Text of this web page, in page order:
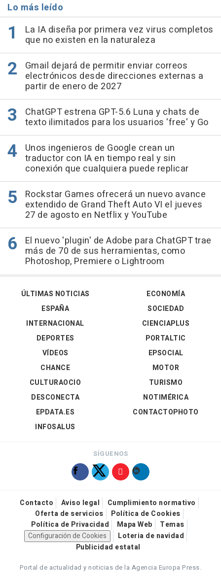
Lo más leído
La IA diseña por primera vez virus completos
que no existen en la naturaleza
Gmail dejará de permitir enviar correos
electrónicos desde direcciones externas a
partir de enero de 2027
ChatGPT estrena GPT-5.6 Luna y chats de
texto ilimitados para los usuarios 'free' y Go
Unos ingenieros de Google crean un
traductor con IA en tiempo real y sin
conexión que cualquiera puede replicar
Rockstar Games ofrecerá un nuevo avance
extendido de Grand Theft Auto VI el jueves
27 de agosto en Netflix y YouTube
El nuevo 'plugin' de Adobe para ChatGPT trae
más de 70 de sus herramientas, como
Photoshop, Premiere o Lightroom
ÚLTIMAS NOTICIAS
ESPAÑA
INTERNACIONAL
DEPORTES
VÍDEOS
ECONOMÍA
SOCIEDAD
CIENCIAPLUS
PORTALTIC
EPSOCIAL
CHANCE
CULTURAOCIO
DESCONECTA
EPDATA.ES
INFOSALUS
MOTOR
TURISMO
NOTIMÉRICA
CONTACTOPHOTO
SÍGUENOS
Contacto Aviso legal
Cumplimiento normativo
Oferta de servicios
Política de Cookies
Política de Privacidad
Mapa Web
Temas
Configuración de Cookies
Loteria de navidad
Publicidad estatal
Portal de actualidad y noticias de la Agencia Europa Press.